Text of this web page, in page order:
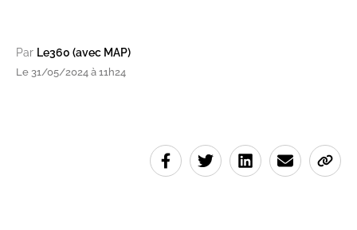
Par Le360 (avec MAP)
Le 31/05/2024 à 11h24